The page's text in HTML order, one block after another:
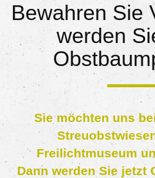
Bewahren Sie
werden
Sie möchten uns
Freilichtmuseum
Dann werden Sie jetzt